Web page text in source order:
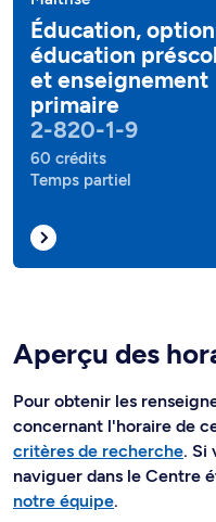
Éducation, option
éducation
et enseignement
primaire
2-820-1-9
60 crédits
Temps partiel
Aperçu des
Pour obtenir les
concernant l'horaire de
critères de recherche. Si
naviguer dans le Centre
notre équipe.